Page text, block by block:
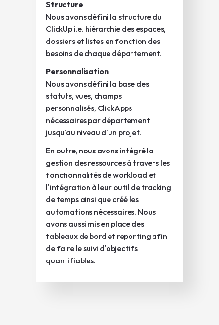
Structure
Nous avons défini la structure du
ClickUp i.e. hiérarchie des espaces,
dossiers et listes en fonction des
besoins de chaque département.
Personnalisation
Nous avons défini la base des
statuts, vues, champs
personnalisés, ClickApps
nécessaires par département
jusqu'au niveau d'un projet.
En outre, nous avons intégré la
gestion des ressources à travers les
fonctionnalités de workload et
l'intégration à leur outil de tracking
de temps ainsi que créé les
automations nécessaires. Nous
avons aussi mis en place des
tableaux de bord et reporting afin
de faire le suivi d'objectifs
quantifiables.